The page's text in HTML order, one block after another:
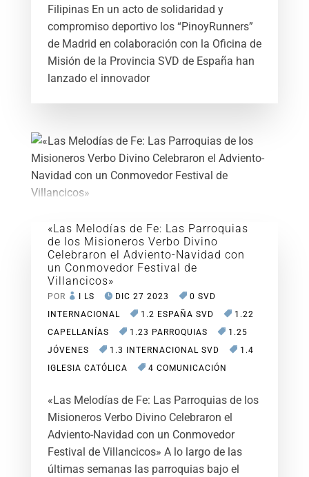
Filipinas En un acto de solidaridad y
compromiso deportivo los “PinoyRunners”
de Madrid en colaboración con la Oficina de
Misión de la Provincia SVD de España han
lanzado el innovador
«Las Melodías de Fe: Las Parroquias
de los Misioneros Verbo Divino
Celebraron el Adviento-Navidad con
un Conmovedor Festival de
Villancicos»
POR I LS DIC 27 2023
0 SVD
INTERNACIONAL
1.2 ESPAÑA SVD
1.22
CAPELLANÍAS
1.23 PARROQUIAS
1.25
JÓVENES
1.3 INTERNACIONAL SVD
1.4
IGLESIA CATÓLICA
4 COMUNICACIÓN
«Las Melodías de Fe: Las Parroquias de los
Misioneros Verbo Divino Celebraron el
Adviento-Navidad con un Conmovedor
Festival de Villancicos» A lo largo de las
últimas semanas las parroquias bajo el